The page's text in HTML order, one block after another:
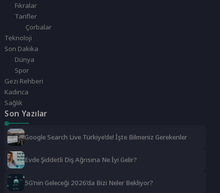
Fıkralar
Tarifler
Çorbalar
Teknoloji
Son Dakika
Dünya
Spor
Gezi Rehberi
Kadınca
Sağlık
Son Yazılar
Google Search Live Türkiye’de! İşte Bilmeniz Gerekenler
Evde Şiddetli Diş Ağrısına Ne İyi Gelir?
5G’nin Geleceği 2026’da Bizi Neler Bekliyor?